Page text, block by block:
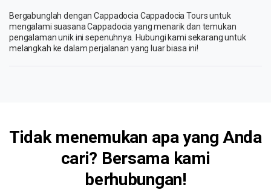
Bergabunglah dengan Cappadocia Cappadocia Tours untuk
mengalami suasana Cappadocia yang menarik dan temukan
pengalaman unik ini sepenuhnya. Hubungi kami sekarang untuk
melangkah ke dalam perjalanan yang luar biasa ini!
Tidak menemukan apa yang Anda
cari? Bersama kami
berhubungan!